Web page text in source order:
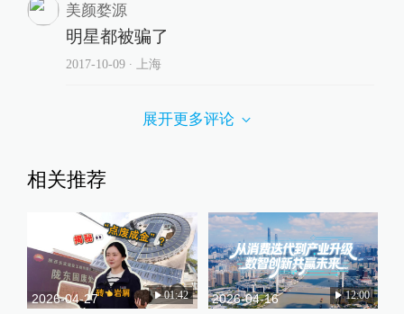
美颜婺源
明星都被骗了
2017-10-09∙ 上海
展开更多评论
相关推荐
2026-04-27 01:42 2026-04-16 12:00